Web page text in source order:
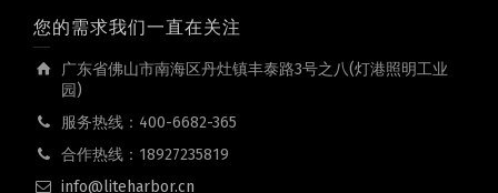
您的需求我们一直在关注
广东省佛山市南海区丹灶镇丰泰路3号之八(灯港照明工业
园)
服务热线：400-6682-365
合作热线：18927235819
info@liteharbor.cn